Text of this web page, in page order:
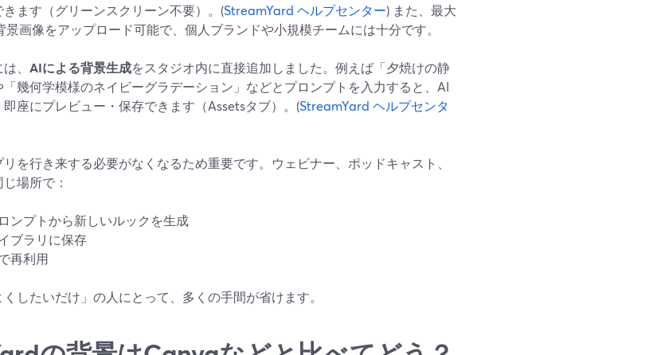
ます（グリーンスクリーン不要）。(StreamYard ヘルプセンター) また、最大
画像をアップロード可能で、個人ブランドや小規模チームには十分です。
、 AIによる背景生成をスタジオ内に直接追加しました。例えば「夕焼けの静
幾何学模様のネイビーグラデーション」などとプロンプトを入力すると、AI
座にプレビュー・保存できます（Assetsタブ）。(StreamYard ヘルプセンタ
を行き来する必要がなくなるため重要です。ウェビナー、ポッドキャスト、
場所で：
ンプトから新しいルックを生成
ブラリに保存
再利用
くしたいだけ」の人にとって、多くの手間が省けます。